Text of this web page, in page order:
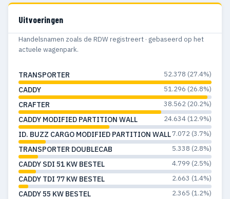
1979
1978 123 46
1976 71 36
1975 25
1974 40 21
1973 58 27
1972 29 18
1971 30 17
Uitvoeringen
Handelsnamen zoals de RDW registreert · gebaseerd op het
actuele wagenpark.
TRANSPORTER 52.378 (27.4%)
CADDY 51.296 (26.8%)
CRAFTER 38.562 (20.2%)
CADDY MODIFIED PARTITION WALL 24.634 (12.9%)
ID. BUZZ CARGO MODIFIED PARTITION WALL7.072 (3.7%)
TRANSPORTER DOUBLECAB 5.338 (2.8%)
CADDY SDI 51 KW BESTEL 4.799 (2.5%)
CADDY TDI 77 KW BESTEL 2.663 (1.4%)
CADDY 55 KW BESTEL 2.365 (1.2%)